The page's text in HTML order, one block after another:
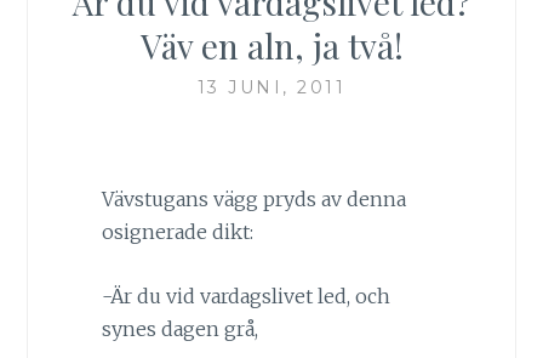
Väv en aln, ja två!
13 JUNI, 2011
Vävstugans vägg pryds av denna
osignerade dikt:
-Är du vid vardagslivet led, och
synes dagen grå,